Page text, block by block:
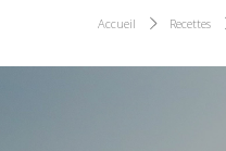
Accueil Recettes